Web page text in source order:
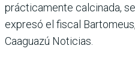
prácticamente calcinada,
expresó el fiscal
Caaguazú Noticias.